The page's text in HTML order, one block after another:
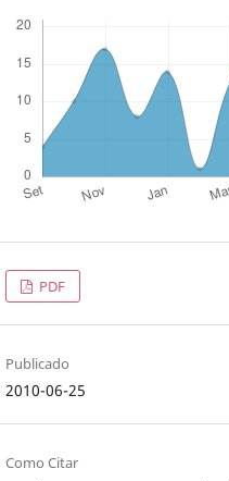
PDF
Publicado
2010-06-25
Como Citar